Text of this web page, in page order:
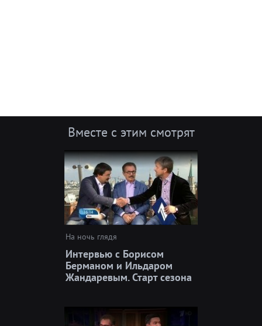
Вместе с этим смотрят
На ночь глядя
Интервью с Борисом
Берманом и Ильдаром
Жандаревым. Старт сезона